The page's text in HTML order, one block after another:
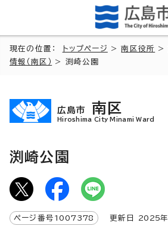
現在の位置： トップページ >南区役所 >
情報（南区）
> 渕崎公園
広島市 南区
Hiroshima City Minami Ward
渕崎公園
ページ番号 1007378 更新日 2025年